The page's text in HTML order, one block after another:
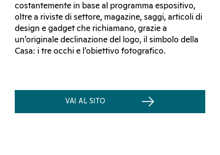
costantemente in base al programma espositivo,
oltre a riviste di settore, magazine, saggi, articoli di
design e gadget che richiamano, grazie a
un’originale declinazione del logo, il simbolo della
Casa: i tre occhi e l’obiettivo fotografico.
VAI AL SITO